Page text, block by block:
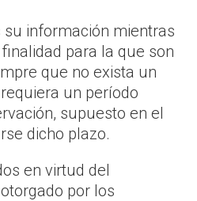
su información mientras
para la que son
que no exista un
un período
supuesto en el
dicho plazo.
en virtud del
por los